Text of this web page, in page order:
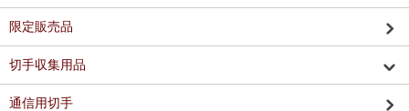
限定販売品
切手収集用品
通信用切手